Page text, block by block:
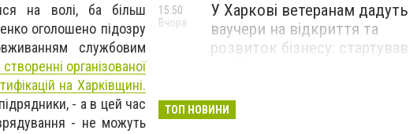
на волі, ба більш
оголошено підозру
службовим
створенні організованої
на Харківщині.
- а в цей час
- не можуть
У Харкові ветеранам дадуть
ваучери на відкриття та
розвиток бізнесу: стартував
15:50
Вчора
Перевищення швидкості й
14:48
Вчора
ТОП НОВИНИ